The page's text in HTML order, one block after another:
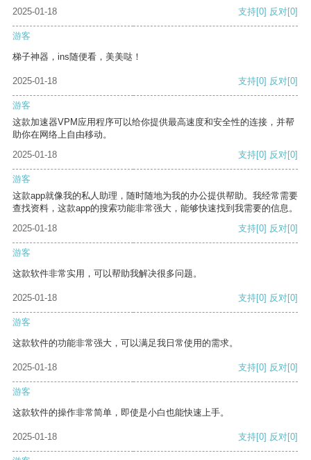
2025-01-18
支持[0] 反对[0]
游客
梯子神器，ins随便看，美美哒！
2025-01-18 支持[0] 反对[0]
游客
这款加速器VPM应用程序可以给你提供最高速度和安全性的连接，并帮
助你在网络上自由移动。
2025-01-18
支持[0] 反对[0]
游客
这款app就像我的私人助理，随时随地为我的办公提供帮助。我经常需要
查找资料，这款app的搜索功能非常强大，能够快速找到我需要的信息。
2025-01-18
支持[0] 反对[0]
游客
这款软件非常实用，可以帮助我解决很多问题。
2025-01-18 支持[0] 反对[0]
游客
这款软件的功能非常强大，可以满足我日常使用的需求。
2025-01-18 支持[0] 反对[0]
游客
这款软件的操作非常简单，即使是小白也能快速上手。
2025-01-18 支持[0] 反对[0]